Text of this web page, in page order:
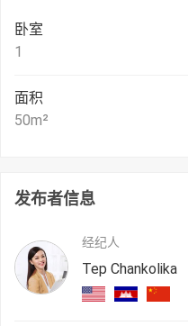
卧室
1
面积
50m²
发布者信息
经纪人
Tep Chankolika